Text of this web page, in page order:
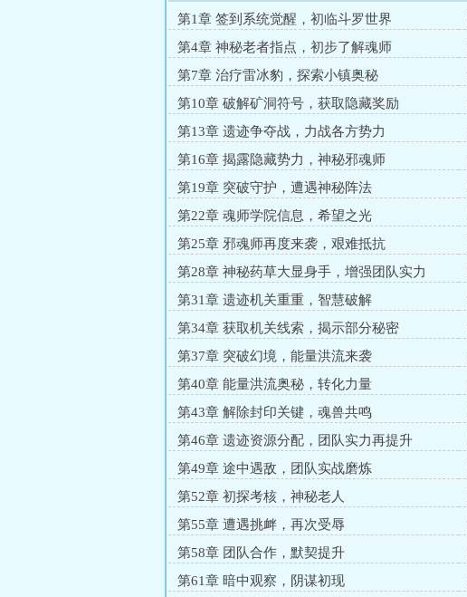
第1章 签到系统觉醒，初临斗罗世界
第4章 神秘老者指点，初步了解魂师
第7章 治疗雷冰豹，探索小镇奥秘
第10章 破解矿洞符号，获取隐藏奖励
第13章 遗迹争夺战，力战各方势力
第16章 揭露隐藏势力，神秘邪魂师
第19章 突破守护，遭遇神秘阵法
第22章 魂师学院信息，希望之光
第25章 邪魂师再度来袭，艰难抵抗
第28章 神秘药草大显身手，增强团队实力
第31章 遗迹机关重重，智慧破解
第34章 获取机关线索，揭示部分秘密
第37章 突破幻境，能量洪流来袭
第40章 能量洪流奥秘，转化力量
第43章 解除封印关键，魂兽共鸣
第46章 遗迹资源分配，团队实力再提升
第49章 途中遇敌，团队实战磨炼
第52章 初探考核，神秘老人
第55章 遭遇挑衅，再次受辱
第58章 团队合作，默契提升
第61章 暗中观察，阴谋初现